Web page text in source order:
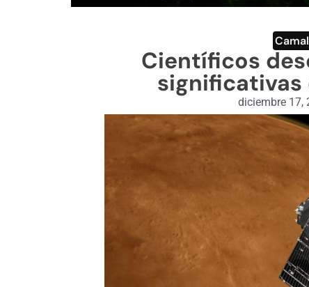
Científicos
significativas
diciembre 17,